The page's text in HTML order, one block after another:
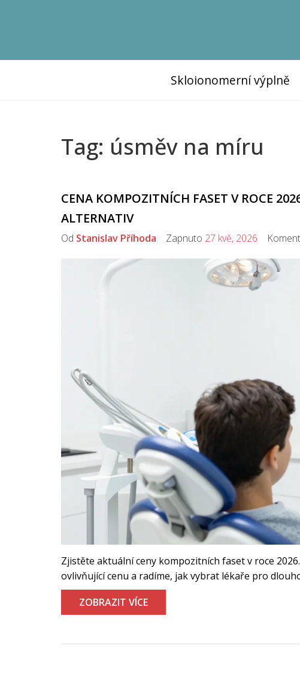
Skloionomerní výplně
Tag: úsměv na míru
CENA KOMPOZITNÍCH FASET V ROCE
ALTERNATIV
Od Stanislav Příhoda Zapnuto 27 kvě, 2026
Zjistěte aktuální ceny kompozitních faset v roce
ovlivňující cenu a radíme, jak vybrat lékaře pro
ZOBRAZIT VÍCE